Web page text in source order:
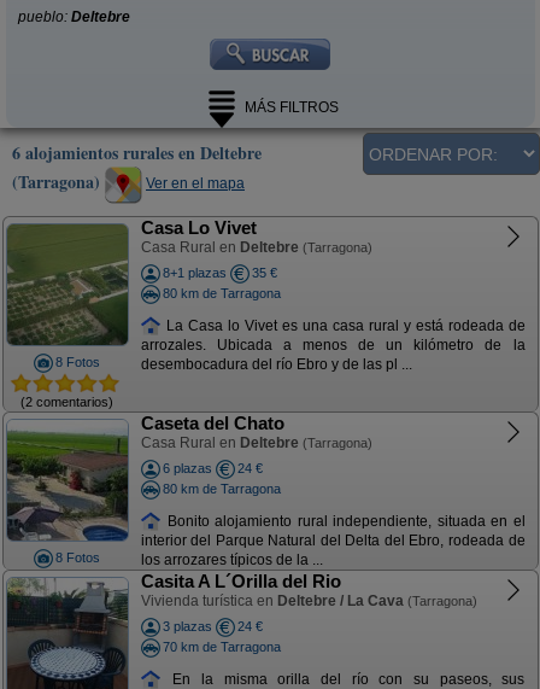
pueblo: Deltebre
MÁS FILTROS
6 alojamientos rurales en Deltebre
(Tarragona)
Ver en el mapa
8 Fotos
(2 comentarios)
Casa Lo Vivet
Casa Rural en Deltebre (Tarragona)
8+1 plazas
35 €
80 km de Tarragona
La Casa lo Vivet es una casa rural y está rodeada de
arrozales. Ubicada a menos de un kilómetro de la
desembocadura del río Ebro y de las pl ...
8 Fotos
Caseta del Chato
Casa Rural en Deltebre (Tarragona)
6 plazas
24 €
80 km de Tarragona
Bonito alojamiento rural independiente, situada en el
interior del Parque Natural del Delta del Ebro, rodeada de
los arrozares típicos de la ...
Casita A L´Orilla del Rio
Vivienda turística en Deltebre / La Cava (Tarragona)
3 plazas
24 €
70 km de Tarragona
En la misma orilla del río con su paseos, sus